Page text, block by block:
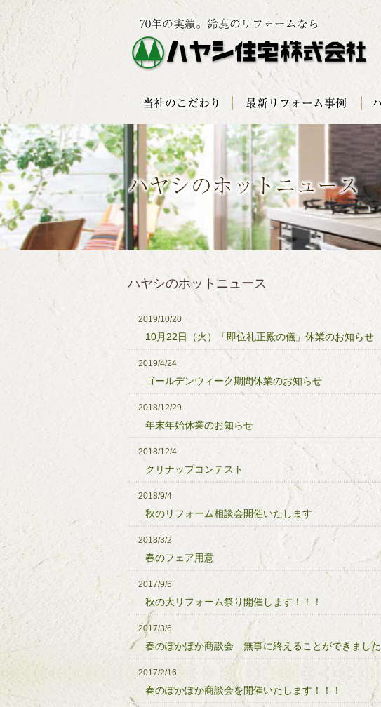
ハヤシのホットニュース
2019/10/20
10月22日（火）「即位礼正殿の儀」休業のお知らせ
2019/4/24
ゴールデンウィーク期間休業のお知らせ
2018/12/29
年末年始休業のお知らせ
2018/12/4
クリナップコンテスト
2018/9/4
秋のリフォーム相談会開催いたします
2018/3/2
春のフェア用意
2017/9/6
秋の大リフォーム祭り開催します！！！
2017/3/6
春のぽかぽか商談会 無事に終えることができました
2017/2/16
春のぽかぽか商談会を開催いたします！！！